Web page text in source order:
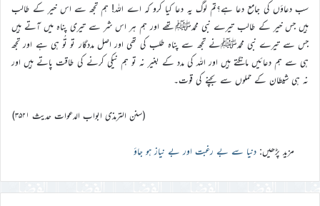
سب دعاؤں کی جامع دعا ہے؟تم لوگ یہ دعا کیا کرو کہ اے اللہ! ہم تجھ سے اس خیر کے طالب
ہیں جس خیر کے طالب تیرے نبی محمدﷺتھے اور ہم ہر اس شر سے تیری پناہ میں آتے ہیں
جس سے تیرے نبی محمدﷺنے تجھ سے پناہ طلب کی تھی اور اصل مددگار تو تُو ہی ہے اور تجھ
ہی سے ہم دعائیں مانگتے ہیں اور اللہ کی مدد کے بغیر نہ تو ہم نیکی کرنے کی طاقت پاتے ہیں اور
نہ ہی شیطان کے حملوں سے بچنے کی قوت۔
(سنن الترمذی ابواب الدعوات حدیث ۳۵۲۱)
مزید پڑھیں: دنیا سے بے رغبت اور بے نیاز ہو جاؤ